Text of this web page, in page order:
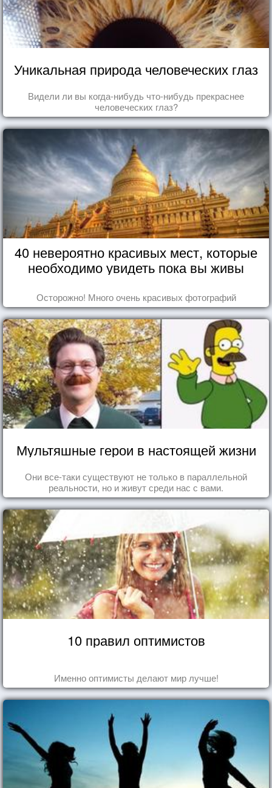
Уникальная природа человеческих глаз
Видели ли вы когда-нибудь что-нибудь прекраснее
человеческих глаз?
40 невероятно красивых мест, которые
необходимо увидеть пока вы живы
Осторожно! Много очень красивых фотографий
Мультяшные герои в настоящей жизни
Они все-таки существуют не только в параллельной
реальности, но и живут среди нас с вами.
10 правил оптимистов
Именно оптимисты делают мир лучше!